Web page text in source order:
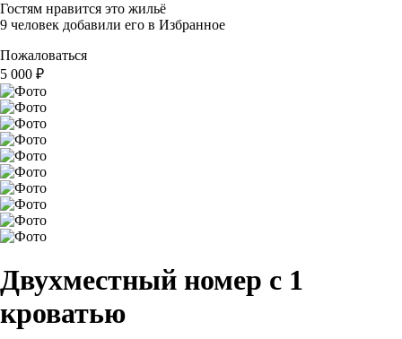
Гостям нравится это жильё
9 человек добавили его в Избранное
Пожаловаться
5 000 ₽
Двухместный номер с 1
кроватью